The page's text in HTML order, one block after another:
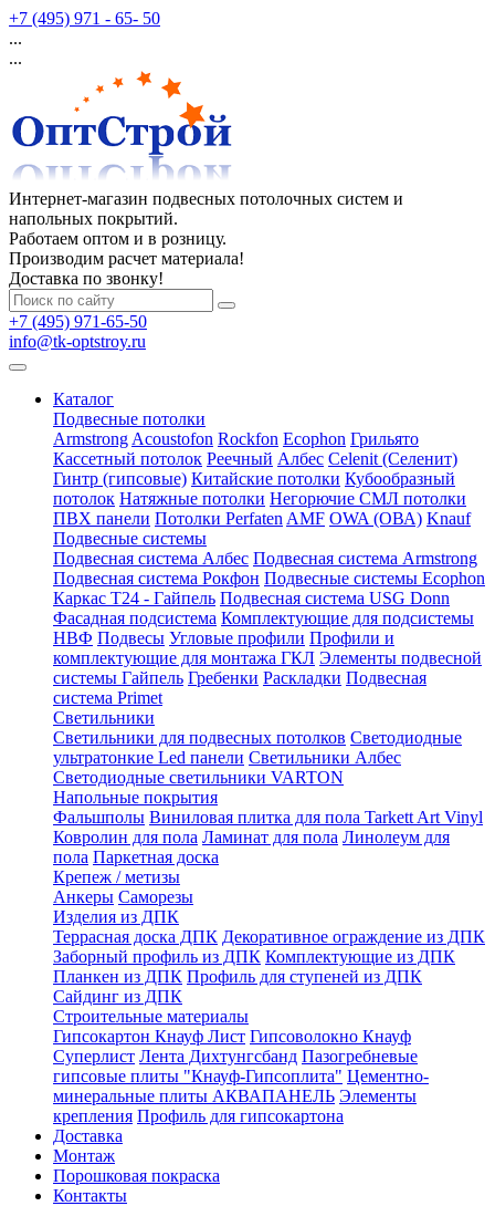
+7 (495) 971 - 65- 50
...
...
Интернет-магазин подвесных потолочных систем и
напольных покрытий.
Работаем оптом и в розницу.
Производим расчет материала!
Доставка по звонку!
+7 (495) 971-65-50
info@tk-optstroy.ru
Каталог
Подвесные потолки
Armstrong Acoustofon Rockfon Ecophon Грильято
Кассетный потолок Реечный Албес Celenit (Селенит)
Гинтр (гипсовые) Китайские потолки Кубообразный
потолок Натяжные потолки Негорючие СМЛ потолки
ПВХ панели Потолки Perfaten AMF OWA (ОВА) Knauf
Подвесные системы
Подвесная система Албес Подвесная система Armstrong
Подвесная система Рокфон Подвесные системы Ecophon
Каркас Т24 - Гайпель Подвесная система USG Donn
Фасадная подсистема Комплектующие для подсистемы
НВФ Подвесы Угловые профили Профили и
комплектующие для монтажа ГКЛ Элементы подвесной
системы Гайпель Гребенки Раскладки Подвесная
система Primet
Светильники
Светильники для подвесных потолков Светодиодные
ультратонкие Led панели Светильники Албес
Светодиодные светильники VARTON
Напольные покрытия
Фальшполы Виниловая плитка для пола Tarkett Art Vinyl
Ковролин для пола Ламинат для пола Линолеум для
пола Паркетная доска
Крепеж / метизы
Анкеры Саморезы
Изделия из ДПК
Террасная доска ДПК Декоративное ограждение из ДПК
Заборный профиль из ДПК Комплектующие из ДПК
Планкен из ДПК Профиль для ступеней из ДПК
Сайдинг из ДПК
Строительные материалы
Гипсокартон Кнауф Лист Гипсоволокно Кнауф
Суперлист Лента Дихтунгсбанд Пазогребневые
гипсовые плиты "Кнауф-Гипсоплита" Цементно-
минеральные плиты АКВАПАНЕЛЬ Элементы
крепления Профиль для гипсокартона
Доставка
Монтаж
Порошковая покраска
Контакты